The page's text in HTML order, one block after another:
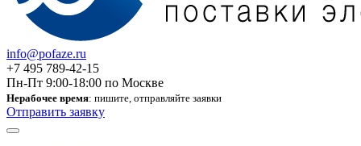
info@pofaze.ru
+7 495 789-42-15
Пн-Пт 9:00-18:00 по Москве
Нерабочее время: пишите, отправляйте заявки
Отправить заявку